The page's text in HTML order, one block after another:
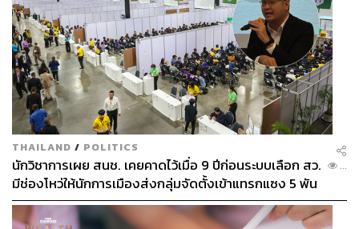
THAILAND / POLITICS
นักวิชาการเผย สนช. เคยคาดไว้เมื่อ 9 ปีก่อนระบบเลือก สว.
มีช่องโหว่ให้นักการเมืองส่งกลุ่มจัดตั้งเข้าแทรกแซง 5 พัน
ล้านยึดประเทศได้
...